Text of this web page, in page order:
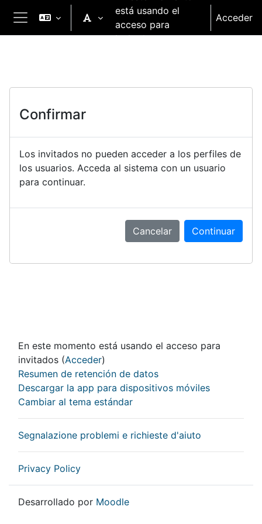
Salta al contenido principal
Panel lateral
está usando el
acceso para
invitados
Acceder
Confirmar
Los invitados no pueden acceder a los perfiles de
los usuarios. Acceda al sistema con un usuario
para continuar.
Cancelar Continuar
En este momento está usando el acceso para
invitados (Acceder)
Resumen de retención de datos
Descargar la app para dispositivos móviles
Cambiar al tema estándar
Segnalazione problemi e richieste d'aiuto
Privacy Policy
Desarrollado por Moodle